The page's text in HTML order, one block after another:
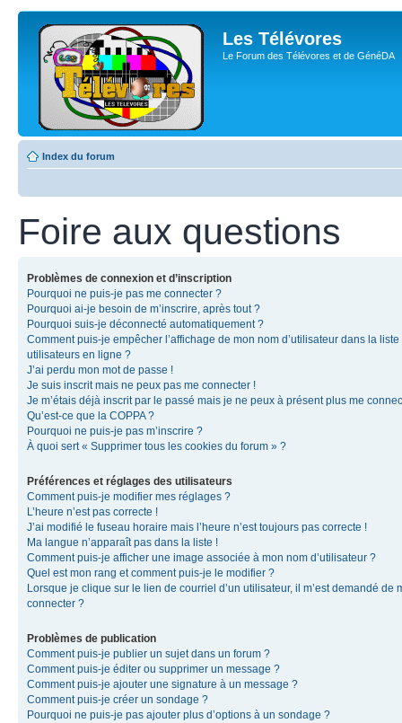
Les Télévores
Le Forum des Télévores et de GénéDA
Index du forum
Foire aux questions
Problèmes de connexion et d’inscription
Pourquoi ne puis-je pas me connecter ?
Pourquoi ai-je besoin de m’inscrire, après tout ?
Pourquoi suis-je déconnecté automatiquement ?
Comment puis-je empêcher l’affichage de mon nom d’utilisateur dans la liste
utilisateurs en ligne ?
J’ai perdu mon mot de passe !
Je suis inscrit mais ne peux pas me connecter !
Je m’étais déjà inscrit par le passé mais je ne peux à présent plus me
Qu’est-ce que la COPPA ?
Pourquoi ne puis-je pas m’inscrire ?
À quoi sert « Supprimer tous les cookies du forum » ?
Préférences et réglages des utilisateurs
Comment puis-je modifier mes réglages ?
L’heure n’est pas correcte !
J’ai modifié le fuseau horaire mais l’heure n’est toujours pas correcte !
Ma langue n’apparaît pas dans la liste !
Comment puis-je afficher une image associée à mon nom d’utilisateur ?
Quel est mon rang et comment puis-je le modifier ?
Lorsque je clique sur le lien de courriel d’un utilisateur, il m’est demandé de
connecter ?
Problèmes de publication
Comment puis-je publier un sujet dans un forum ?
Comment puis-je éditer ou supprimer un message ?
Comment puis-je ajouter une signature à un message ?
Comment puis-je créer un sondage ?
Pourquoi ne puis-je pas ajouter plus d’options à un sondage ?